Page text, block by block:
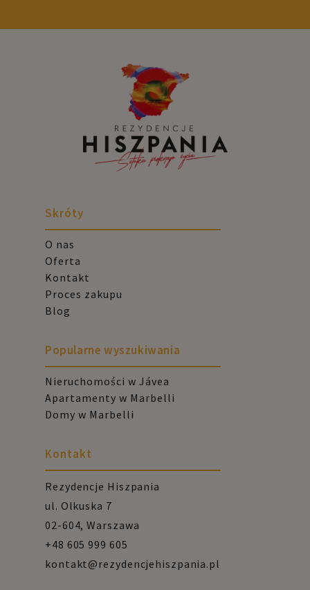
Skróty
O nas
Oferta
Kontakt
Proces zakupu
Blog
Popularne wyszukiwania
Nieruchomości w Jávea
Apartamenty w Marbelli
Domy w Marbelli
Kontakt
Rezydencje Hiszpania
ul. Olkuska 7
02-604, Warszawa
+48 605 999 605
kontakt@rezydencjehiszpania.pl